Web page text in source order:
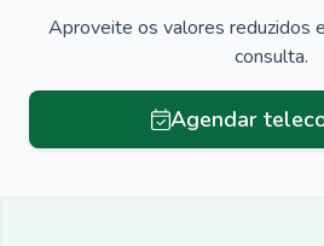
Aproveite os valores reduzidos
consulta.
Agendar